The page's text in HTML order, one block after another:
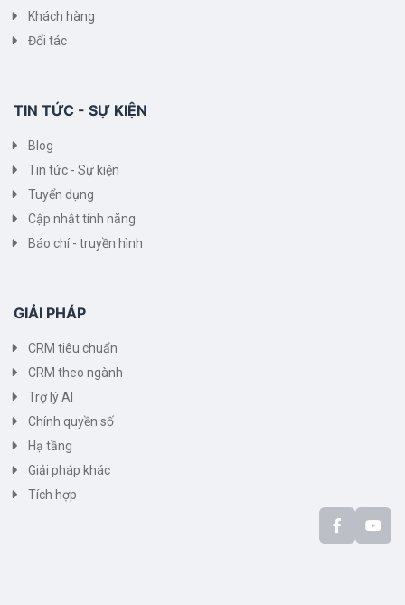
Khách hàng
Đối tác
TIN TỨC - SỰ KIỆN
Blog
Tin tức - Sự kiện
Tuyển dụng
Cập nhật tính năng
Báo chí - truyền hình
GIẢI PHÁP
CRM tiêu chuẩn
CRM theo ngành
Trợ lý AI
Chính quyền số
Hạ tầng
Giải pháp khác
Tích hợp